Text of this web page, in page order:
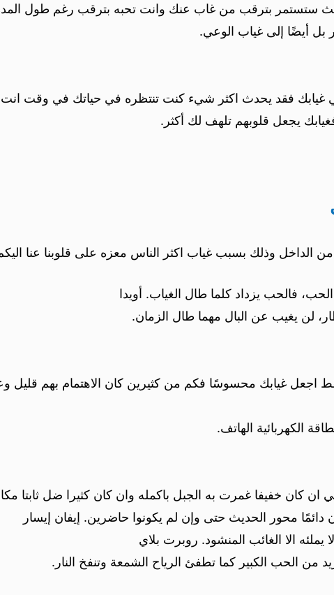
ستستمر بترقب من غاب عنك وانت تحبه بترقب رغم طول المدة.
أيضًا إلى غياب الوعي.
فقد يحدث اكثر شيء كنت تنتظره في حياتك في وقت انت
يجعل قلوبهم تلهف لك أكثر.
من الداخل وذلك بسبب غياب اكثر الناس معزه على قلوبنا عنا
فالحب يزداد كلما طال الغياب. أويدا
لن يغيب عن البال مهما طال الزمان.
غيابك محسوسًا فكم من كثيرين كان الاهتمام بهم قليل
الكهربائية الهاتف.
ان كان خفيفا غمرت به الجبل باكمله وان كان كثيرا ضل ثابتا
محور الحديث حتى وإن لم يكونوا حاضرين. إيفان إيسار
الا الغائب المنشود. روبرت بلاي
من الحب الكبير كما تطفئ الرياح الشمعة وتنفخ النار.